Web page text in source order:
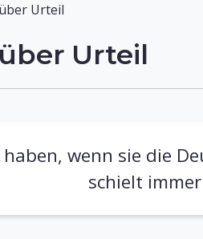
Urteil
Urteil
wenn sie die
schielt